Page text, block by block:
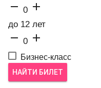
 0 
до 12 лет
 0 
Бизнес-класс
НАЙТИ БИЛЕТ